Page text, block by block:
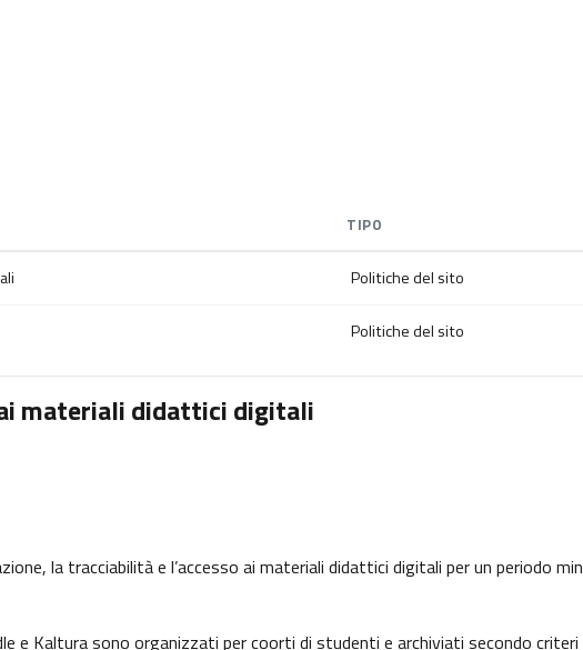
TIPO
Politiche del sito
Politiche del sito
materiali didattici digitali
la tracciabilità e l’accesso ai materiali didattici digitali per un periodo
Kaltura sono organizzati per coorti di studenti e archiviati secondo